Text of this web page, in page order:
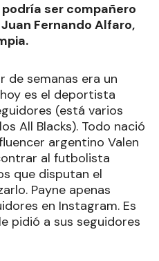
ser compañero
Fernando Alfaro,
de semanas era un
es el deportista
(está varios
All Blacks). Todo nació
argentino Valen
al futbolista
que disputan el
Payne apenas
en Instagram. Es
pidió a sus seguidores